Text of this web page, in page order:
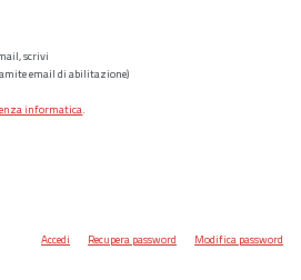
scrivi
email di abilitazione)
informatica.
Accedi Recupera password Modifica password